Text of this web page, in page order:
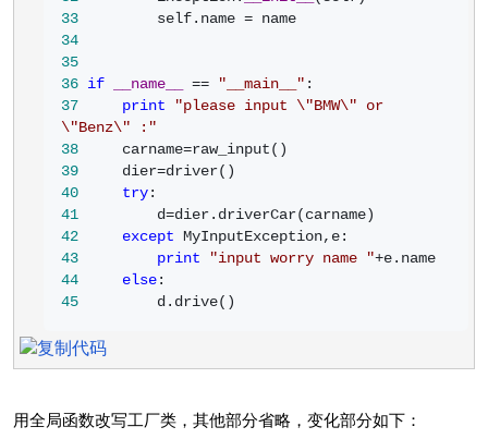
33
         self.name =
34
35
36 if __name__ == " __main__ "
37
print "please input \"BMW\" or
\"Benz\" : "
38
     carname=
39
     dier=
40
try
41
         d=
42
except
43
print "input worry name "+
44
else
45
         d.drive()
用全局函数改写工厂类，其他部分省略，变化部分如下：